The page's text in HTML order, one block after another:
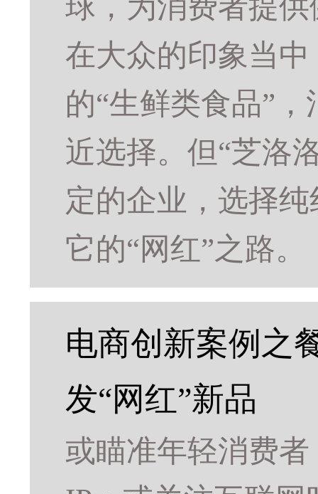
在大众的印象当
的“生鲜类食品”
近选择。但“芝洛
定的企业，选择
它的“网红”之路。
电商创新案例之
发“网红”新品
或瞄准年轻消费